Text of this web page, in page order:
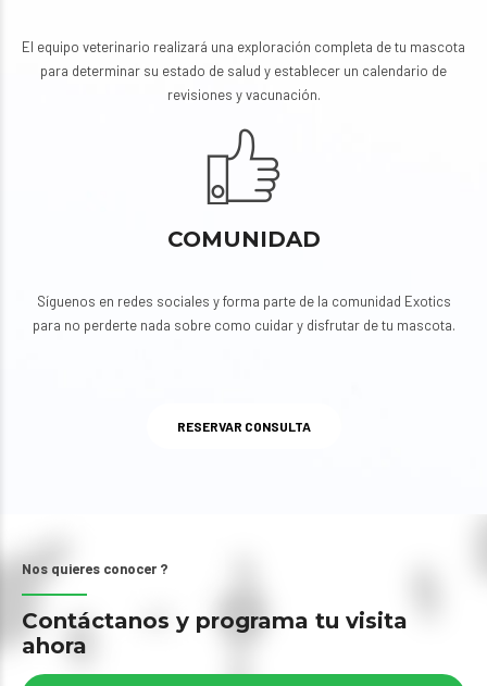
El equipo veterinario realizará una exploración completa de tu mascota
para determinar su estado de salud y establecer un calendario de
revisiones y vacunación.
COMUNIDAD
Síguenos en redes sociales y forma parte de la comunidad Exotics
para no perderte nada sobre como cuidar y disfrutar de tu mascota.
RESERVAR CONSULTA
Nos quieres conocer ?
Contáctanos y programa tu visita
ahora